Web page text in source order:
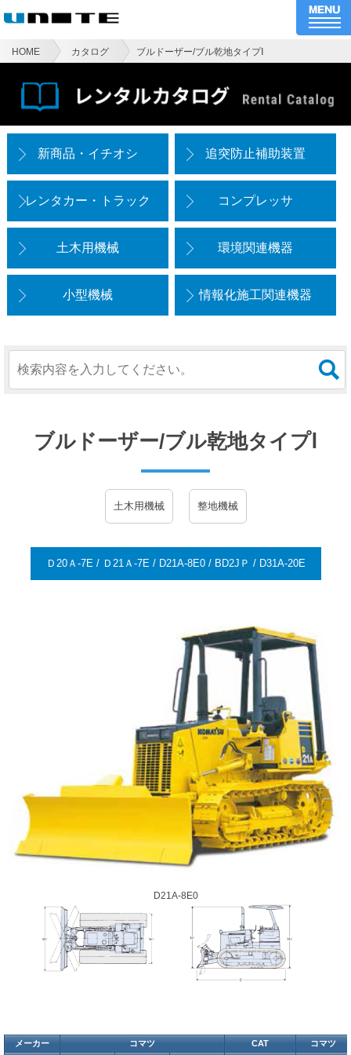
HOME カタログ ブルドーザー/ブル乾地タイプⅠ
新商品・イチオシ 追突防止補助装置
レンタカー・トラック コンプレッサ
土木用機械 環境関連機器
小型機械 情報化施工関連機器
ブルドーザー/ブル乾地タイプⅠ
土木用機械 整地機械
Ｄ20Ａ-7E / Ｄ21Ａ-7E / D21A-8E0 / BD2JＰ / D31A-20E
D21A-8E0
メーカー コマツ CAT
コマツ